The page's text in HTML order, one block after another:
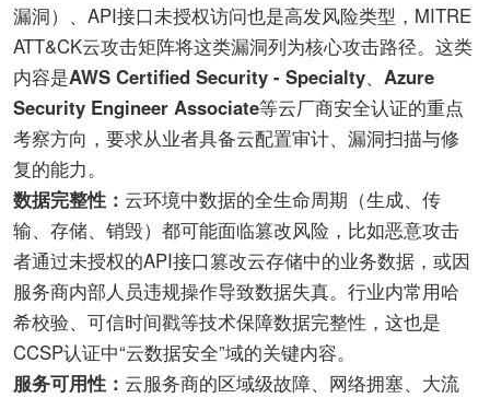
漏洞）、API接口未授权访问也是高发风险类型，MITRE
ATT&CK云攻击矩阵将这类漏洞列为核心攻击路径。这类
内容是AWS Certified Security - Specialty、 Azure
Security Engineer Associate等云厂商安全认证的重点
考察方向，要求从业者具备云配置审计、漏洞扫描与修
复的能力。
数据完整性： 云环境中数据的全生命周期（生成、传
输、存储、销毁）都可能面临篡改风险，比如恶意攻击
者通过未授权的API接口篡改云存储中的业务数据，或因
服务商内部人员违规操作导致数据失真。行业内常用哈
希校验、可信时间戳等技术保障数据完整性，这也是
CCSP认证中“云数据安全”域的关键内容。
服务可用性： 云服务商的区域级故障、网络拥塞、大流